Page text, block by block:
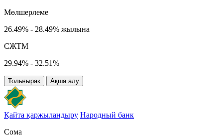
Мөлшерлеме
26.49% - 28.49% жылына
СЖТМ
29.94% - 32.51%
Толығырак Ақша алу
Қайта қаржыландыру Народный банк
Сома